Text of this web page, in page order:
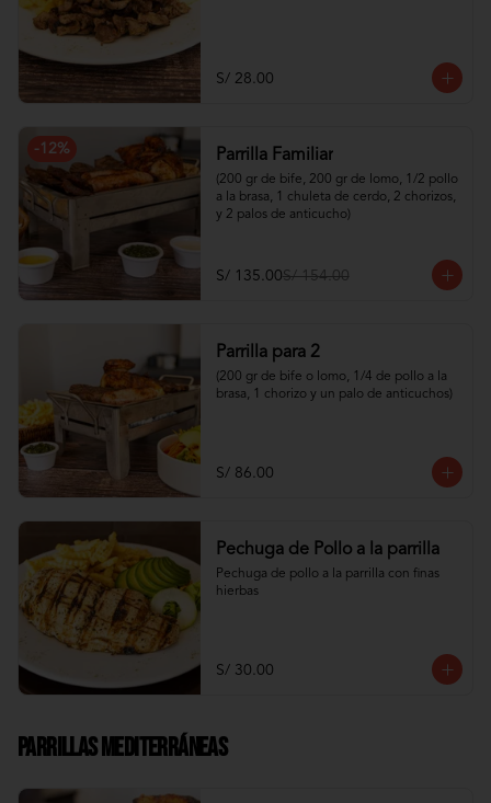
S/ 28.00
-12% Parrilla Familiar
(200 gr de bife, 200 gr de lomo, 1/2 pollo
a la brasa, 1 chuleta de cerdo, 2 chorizos,
y 2 palos de anticucho)
S/ 135.00S/ 154.00
Parrilla para 2
(200 gr de bife o lomo, 1/4 de pollo a la
brasa, 1 chorizo y un palo de anticuchos)
S/ 86.00
Pechuga de Pollo a la parrilla
Pechuga de pollo a la parrilla con finas
hierbas
S/ 30.00
Parrillas Mediterráneas